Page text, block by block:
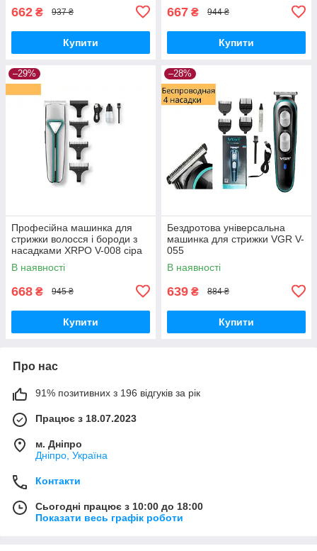
662 ₴ 937 ₴
Купити
667 ₴ 944 ₴
Купити
–29%
Професійна машинка для
стрижки волосся і бороди з
насадками XRPO V-008 сіра
(40948-V-008)
В наявності
668 ₴ 945 ₴
Купити
–28%
Бездротова універсальна
машинка для стрижки VGR V-
055
В наявності
639 ₴ 884 ₴
Купити
Про нас
91% позитивних з 196 відгуків за рік
Працює з 18.07.2023
м. Дніпро
Дніпро, Україна
Контакти
Сьогодні працює з 10:00 до 18:00
Показати весь графік роботи